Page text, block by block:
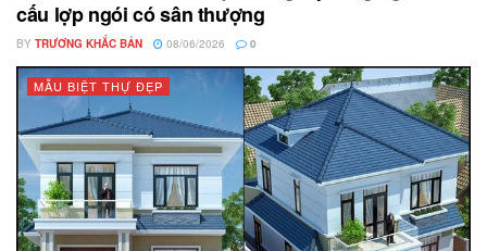
cấu lợp ngói có sân thượng
BY TRƯƠNG KHẮC BẢN 08/06/2026 0
MẪU BIỆT THỰ ĐẸP